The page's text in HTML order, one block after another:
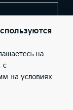
(Фактический
33; Телефон:
Валовая
ОГРН:
РФ в
на
с
на условиях